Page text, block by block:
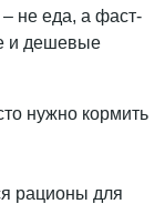
не еда, а фаст-
и дешевые
нужно кормить
рационы для